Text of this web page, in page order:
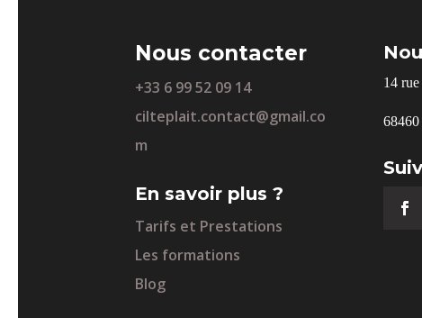
Nous contacter
+33 6 99 52 09 14
cilteplait.contact@gmail.co
m
En savoir plus ?
Tarifs et Prestations
Les formations
Blog
14
68460